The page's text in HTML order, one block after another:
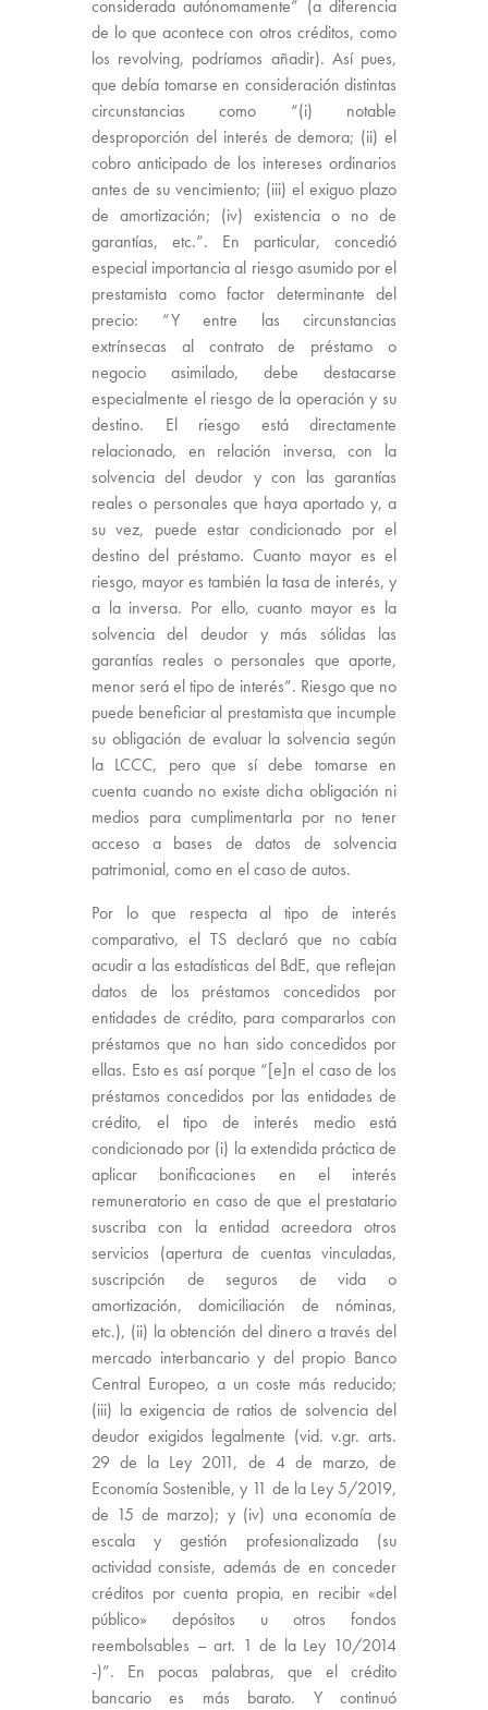
considerada autónomamente” (a diferencia
de lo que acontece con otros créditos, como
los revolving, podríamos añadir). Así pues,
que debía tomarse en consideración distintas
circunstancias como “(i) notable
desproporción del interés de demora; (ii) el
cobro anticipado de los intereses ordinarios
antes de su vencimiento; (iii) el exiguo plazo
de amortización; (iv) existencia o no de
garantías, etc.”. En particular, concedió
especial importancia al riesgo asumido por el
prestamista como factor determinante del
precio: “Y entre las circunstancias
extrínsecas al contrato de préstamo o
negocio asimilado, debe destacarse
especialmente el riesgo de la operación y su
destino. El riesgo está directamente
relacionado, en relación inversa, con la
solvencia del deudor y con las garantías
reales o personales que haya aportado y, a
su vez, puede estar condicionado por el
destino del préstamo. Cuanto mayor es el
riesgo, mayor es también la tasa de interés, y
a la inversa. Por ello, cuanto mayor es la
solvencia del deudor y más sólidas las
garantías reales o personales que aporte,
menor será el tipo de interés”. Riesgo que no
puede beneficiar al prestamista que incumple
su obligación de evaluar la solvencia según
la LCCC, pero que sí debe tomarse en
cuenta cuando no existe dicha obligación ni
medios para cumplimentarla por no tener
acceso a bases de datos de solvencia
patrimonial, como en el caso de autos.
Por lo que respecta al tipo de interés
comparativo, el TS declaró que no cabía
acudir a las estadísticas del BdE, que reflejan
datos de los préstamos concedidos por
entidades de crédito, para compararlos con
préstamos que no han sido concedidos por
ellas. Esto es así porque “[e]n el caso de los
préstamos concedidos por las entidades de
crédito, el tipo de interés medio está
condicionado por (i) la extendida práctica de
aplicar bonificaciones en el interés
remuneratorio en caso de que el prestatario
suscriba con la entidad acreedora otros
servicios (apertura de cuentas vinculadas,
suscripción de seguros de vida o
amortización, domiciliación de nóminas,
etc.), (ii) la obtención del dinero a través del
mercado interbancario y del propio Banco
Central Europeo, a un coste más reducido;
(iii) la exigencia de ratios de solvencia del
deudor exigidos legalmente (vid. v.gr. arts.
29 de la Ley 2011, de 4 de marzo, de
Economía Sostenible, y 11 de la Ley 5/2019,
de 15 de marzo); y (iv) una economía de
escala y gestión profesionalizada (su
actividad consiste, además de en conceder
créditos por cuenta propia, en recibir «del
público» depósitos u otros fondos
reembolsables – art. 1 de la Ley 10/2014
-)”. En pocas palabras, que el crédito
bancario es más barato. Y continuó